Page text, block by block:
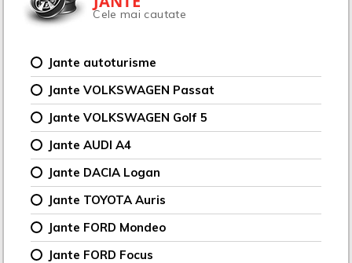
Cele mai cautate
Jante autoturisme
Jante VOLKSWAGEN Passat
Jante VOLKSWAGEN Golf 5
Jante AUDI A4
Jante DACIA Logan
Jante TOYOTA Auris
Jante FORD Mondeo
Jante FORD Focus